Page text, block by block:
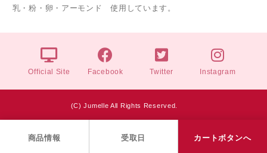
乳・粉・卵・アーモンド 使用しています。
商品情報 受取日 カートボタンへ
Official Site Facebook Twitter Instagram
(C) Jumelle All Rights Reserved.